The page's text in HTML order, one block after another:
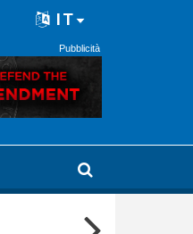
IT
Pubblicità